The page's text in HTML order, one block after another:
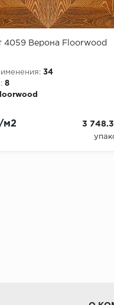
4059 Верона Floorwood
34
8
м2 3